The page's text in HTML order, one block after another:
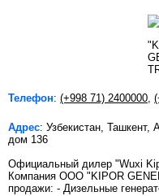
Телефон: (+998 71) 2400000,
Адрес: Узбекистан, Ташкент,
дом 136
Официальный дилер "Wuxi
Компания OOO "KIPOR
продажи: - Дизельные